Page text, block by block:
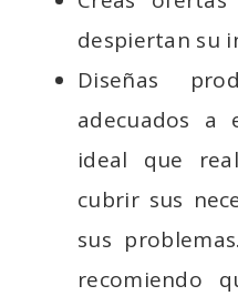
despiertan su
Diseñas
adecuados a
ideal que
cubrir sus
sus
recomiendo